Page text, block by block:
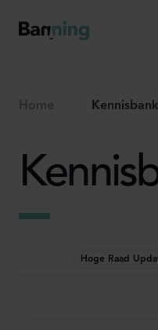
Home Kennisbank
Hoge Raad